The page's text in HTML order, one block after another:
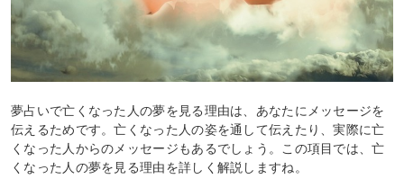
夢占いで亡くなった人の夢を見る理由は、あなたにメッセージを
伝えるためです。亡くなった人の姿を通して伝えたり、実際に亡
くなった人からのメッセージもあるでしょう。この項目では、亡
くなった人の夢を見る理由を詳しく解説しますね。